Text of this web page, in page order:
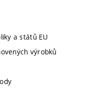
a států EU
výrobků